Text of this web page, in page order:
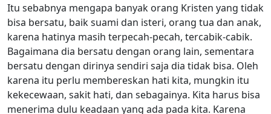
Itu sebabnya mengapa banyak orang Kristen yang tidak
bisa bersatu, baik suami dan isteri, orang tua dan anak,
karena hatinya masih terpecah-pecah, tercabik-cabik.
Bagaimana dia bersatu dengan orang lain, sementara
bersatu dengan dirinya sendiri saja dia tidak bisa. Oleh
karena itu perlu membereskan hati kita, mungkin itu
kekecewaan, sakit hati, dan sebagainya. Kita harus bisa
menerima dulu keadaan yang ada pada kita. Karena